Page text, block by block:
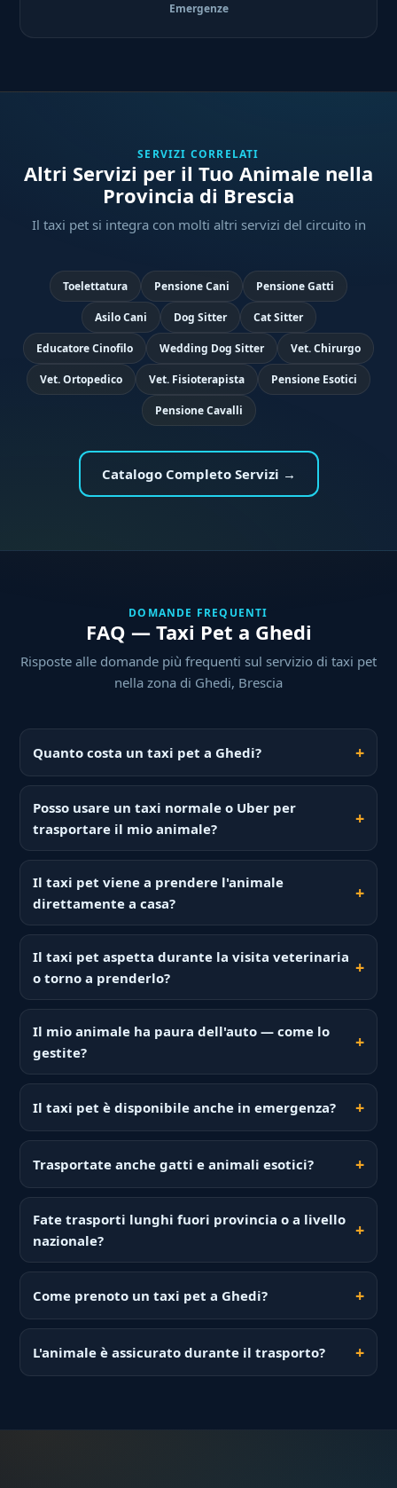
Emergenze
SERVIZI CORRELATI
Altri Servizi per il Tuo Animale nella
Provincia di Brescia
Il taxi pet si integra con molti altri servizi del circuito in
Toelettatura Pensione Cani Pensione Gatti
Asilo Cani Dog Sitter Cat Sitter
Educatore Cinofilo Wedding Dog Sitter Vet. Chirurgo
Vet. Ortopedico Vet. Fisioterapista Pensione Esotici
Pensione Cavalli
Catalogo Completo Servizi →
DOMANDE FREQUENTI
FAQ — Taxi Pet a Ghedi
Risposte alle domande più frequenti sul servizio di taxi pet
nella zona di Ghedi, Brescia
Quanto costa un taxi pet a Ghedi?
Posso usare un taxi normale o Uber per
trasportare il mio animale?
Il taxi pet viene a prendere l'animale
direttamente a casa?
Il taxi pet aspetta durante la visita veterinaria
o torno a prenderlo?
Il mio animale ha paura dell'auto — come lo
gestite?
Il taxi pet è disponibile anche in emergenza?
Trasportate anche gatti e animali esotici?
Fate trasporti lunghi fuori provincia o a livello
nazionale?
Come prenoto un taxi pet a Ghedi?
L'animale è assicurato durante il trasporto?